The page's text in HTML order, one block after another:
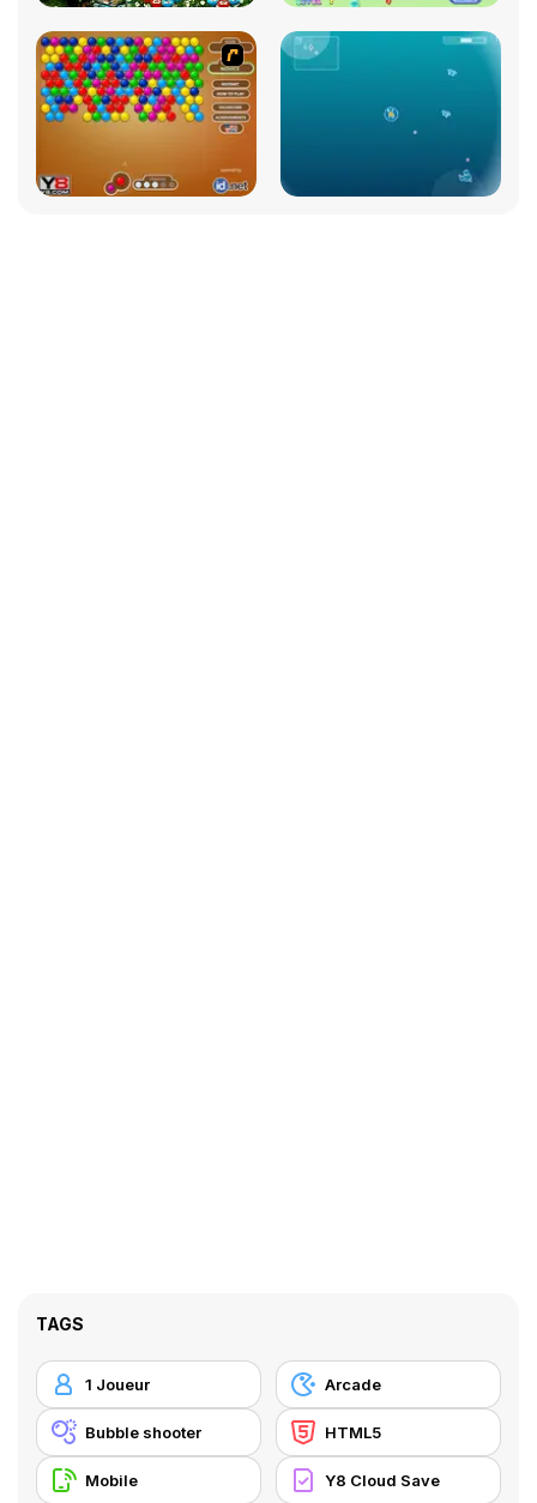
TAGS
1 Joueur Arcade
Bubble shooter HTML5
Mobile Y8 Cloud Save